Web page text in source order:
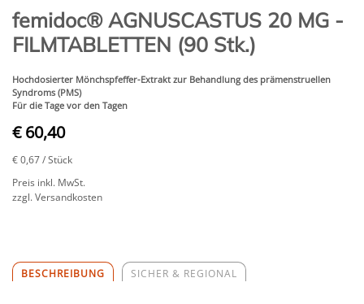
femidoc® AGNUSCASTUS 20 MG -
FILMTABLETTEN (90 Stk.)
Hochdosierter Mönchspfeffer-Extrakt zur Behandlung des prämenstruellen
Syndroms (PMS)
Für die Tage vor den Tagen
€ 60,40
€ 0,67/ Stück
Preis inkl. MwSt.
zzgl. Versandkosten
BESCHREIBUNG SICHER & REGIONAL